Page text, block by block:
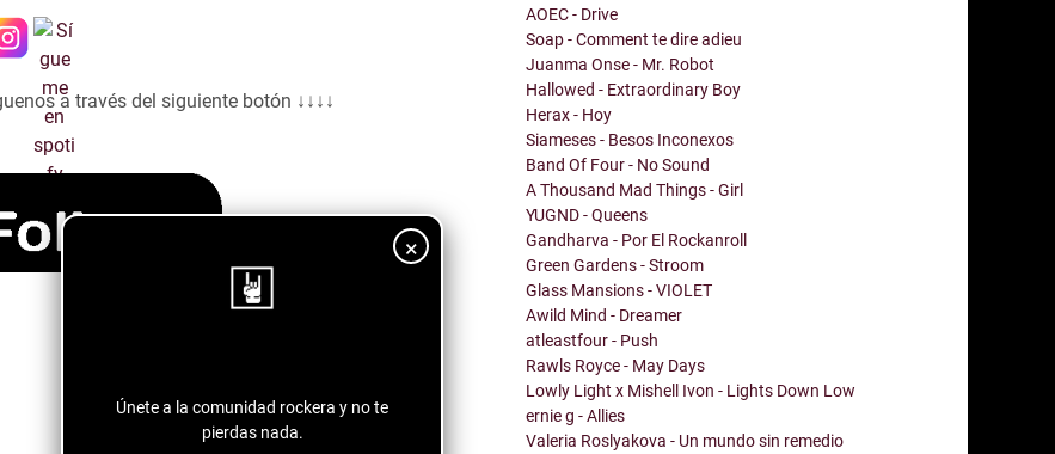
×
Únete a la comunidad rockera y no te
pierdas nada.
a través del siguiente botón ↓↓↓↓
AOEC - Drive
Soap - Comment te dire adieu
Juanma Onse - Mr. Robot
Hallowed - Extraordinary Boy
Herax - Hoy
Siameses - Besos Inconexos
Band Of Four - No Sound
A Thousand Mad Things - Girl
YUGND - Queens
Gandharva - Por El Rockanroll
Green Gardens - Stroom
Glass Mansions - VIOLET
Awild Mind - Dreamer
atleastfour - Push
Rawls Royce - May Days
Lowly Light x Mishell Ivon - Lights Down Low
ernie g - Allies
Valeria Roslyakova - Un mundo sin remedio